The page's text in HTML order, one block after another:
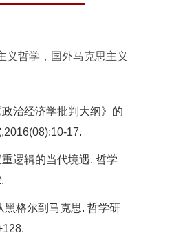
义哲学，国外马克思主义
治经济学批判大纲》的
17.
逻辑的当代境遇. 哲学
黑格尔到马克思. 哲学研